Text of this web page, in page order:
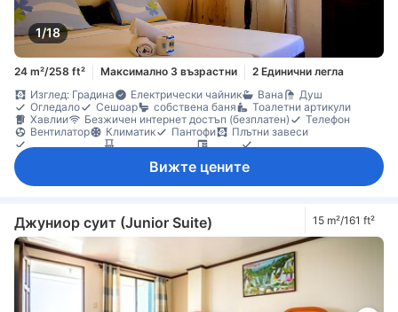
1/18
24 m²/258 ft² Максимално 3 възрастни
2 Единични легла
Изглед: Градина
Електрически чайник Вана
Душ
Огледало
Сешоар собствена баня
Тоалетни артикули
Хавлии
Безжичен интернет достъп (безплатен)
Телефон
Вентилатор
Климатик Пантофи
Плътни завеси
Прозорец
Стойка за дрехи
Вижте цените
Джуниор суит (Junior Suite) 15 m²/161 ft²